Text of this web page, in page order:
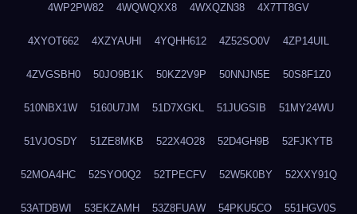
4WP2PW82 4WQWQXX8 4WXQZN38 4X7TT8GV
4XYOT662 4XZYAUHI 4YQHH612 4Z52SO0V 4ZP14UIL
4ZVGSBH0 50JO9B1K 50KZ2V9P 50NNJN5E 50S8F1Z0
510NBX1W 5160U7JM 51D7XGKL 51JUGSIB 51MY24WU
51VJOSDY 51ZE8MKB 522X4O28 52D4GH9B 52FJKYTB
52MOA4HC 52SYO0Q2 52TPECFV 52W5K0BY 52XXY91Q
53ATDBWI 53EKZAMH 53Z8FUAW 54PKU5CO 551HGV0S